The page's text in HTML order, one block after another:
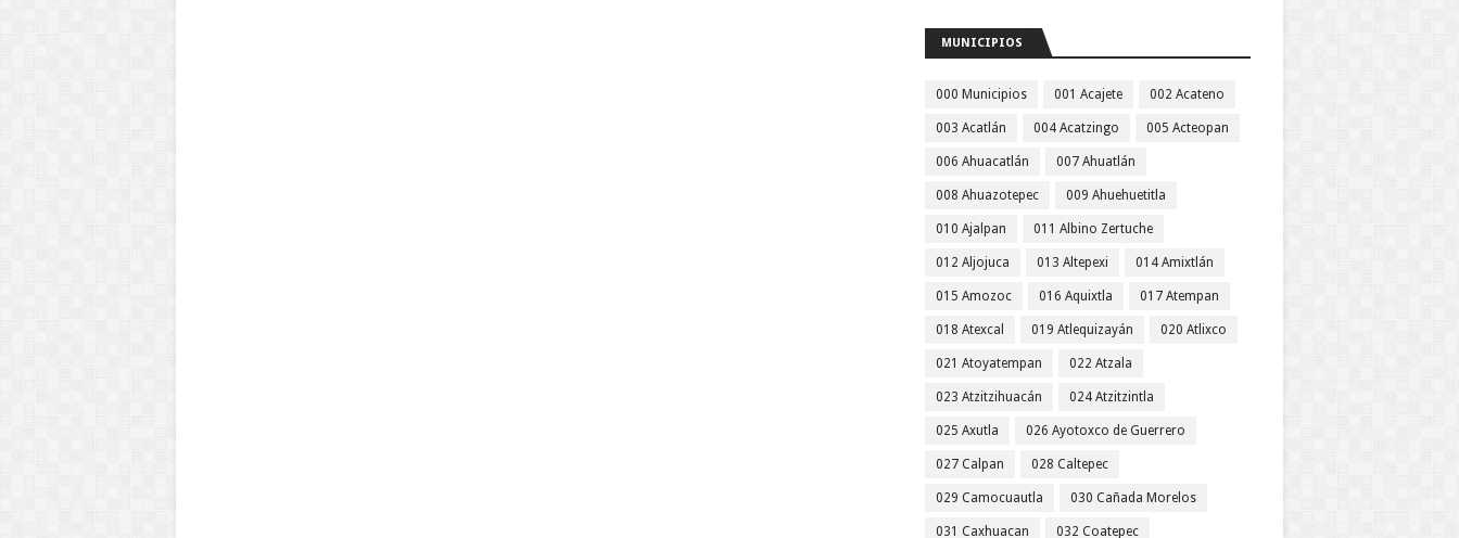
MUNICIPIOS
000 Municipios 001 Acajete 002 Acateno
003 Acatlán 004 Acatzingo 005 Acteopan
006 Ahuacatlán 007 Ahuatlán
008 Ahuazotepec 009 Ahuehuetitla
010 Ajalpan 011 Albino Zertuche
012 Aljojuca 013 Altepexi 014 Amixtlán
015 Amozoc 016 Aquixtla 017 Atempan
018 Atexcal 019 Atlequizayán 020 Atlixco
021 Atoyatempan 022 Atzala
023 Atzitzihuacán 024 Atzitzintla
025 Axutla 026 Ayotoxco de Guerrero
027 Calpan 028 Caltepec
029 Camocuautla 030 Cañada Morelos
031 Caxhuacan 032 Coatepec